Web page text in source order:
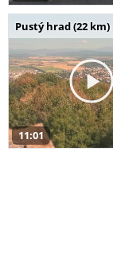
Pustý hrad (22 km)
11:01